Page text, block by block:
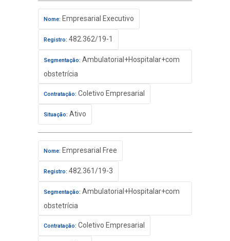
Nome: Empresarial Executivo
Registro: 482.362/19-1
Segmentação: Ambulatorial+Hospitalar+com
obstetrícia
Contratação: Coletivo Empresarial
Situação: Ativo
Nome: Empresarial Free
Registro: 482.361/19-3
Segmentação: Ambulatorial+Hospitalar+com
obstetrícia
Contratação: Coletivo Empresarial